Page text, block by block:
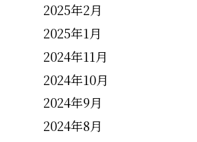
2025年2月
2025年1月
2024年11月
2024年10月
2024年9月
2024年8月